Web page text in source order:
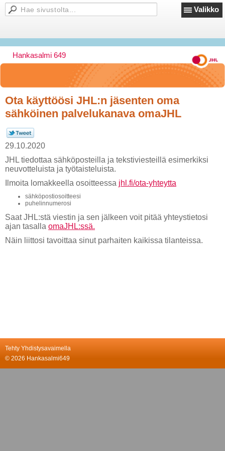
Valikko
Hankasalmi 649
Ota käyttöösi JHL:n jäsenten oma
sähköinen palvelukanava omaJHL
29.10.2020
JHL tiedottaa sähköposteilla ja tekstiviesteillä esimerkiksi
neuvotteluista ja työtaisteluista.
Ilmoita lomakkeella osoitteessa jhl.fi/ota-yhteytta
sähköpostiosoitteesi
puhelinnumerosi
Saat JHL:stä viestin ja sen jälkeen voit pitää yhteystietosi
ajan tasalla omaJHL:ssä.
Näin liittosi tavoittaa sinut parhaiten kaikissa tilanteissa.
Tehty Yhdistysavaimella
© 2026 Hankasalmi649